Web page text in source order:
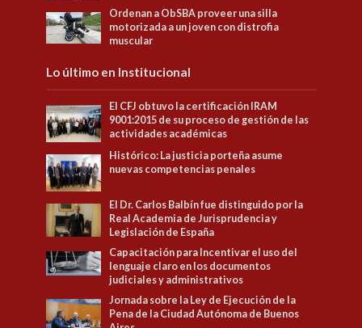
Ordenan a ObSBA proveer una silla
motorizada a un joven con distrofia
muscular
Lo último en Institucional
El CFJ obtuvo la certificación IRAM
9001:2015 de su proceso de gestión de las
actividades académicas
Histórico: La justicia porteña asume
nuevas competencias penales
El Dr. Carlos Balbín fue distinguido por la
Real Academia de Jurisprudencia y
Legislación de España
Capacitación para Incentivar el uso del
lenguaje claro en los documentos
judiciales y administrativos
Jornada sobre la Ley de Ejecución de la
Pena de la Ciudad Autónoma de Buenos